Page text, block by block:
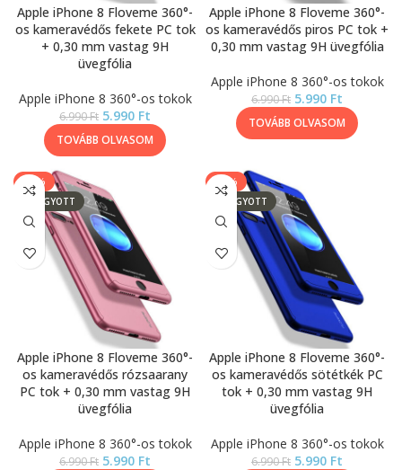
Apple iPhone 8 Floveme 360°-
os kameravédős fekete PC tok
+ 0,30 mm vastag 9H
üvegfólia
Apple iPhone 8 360°-os tokok
6.990Ft 5.990 Ft
TOVÁBB OLVASOM
Apple iPhone 8 Floveme 360°-
os kameravédős piros PC tok +
0,30 mm vastag 9H üvegfólia
Apple iPhone 8 360°-os tokok
6.990Ft 5.990 Ft
TOVÁBB OLVASOM
-14%
ELFOGYOTT
Apple iPhone 8 Floveme 360°-
os kameravédős rózsaarany
PC tok + 0,30 mm vastag 9H
üvegfólia
Apple iPhone 8 360°-os tokok
6.990Ft 5.990 Ft
-14%
ELFOGYOTT
Apple iPhone 8 Floveme 360°-
os kameravédős sötétkék PC
tok + 0,30 mm vastag 9H
üvegfólia
Apple iPhone 8 360°-os tokok
6.990Ft 5.990 Ft